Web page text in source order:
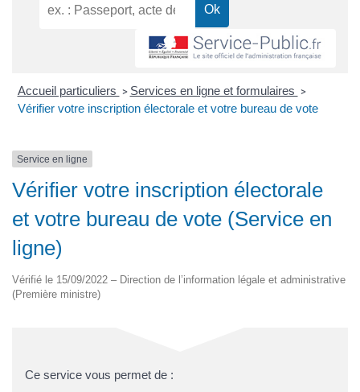
Accueil particuliers > Services en ligne et formulaires >
Vérifier votre inscription électorale et votre bureau de vote
Service en ligne
Vérifier votre inscription électorale
et votre bureau de vote (Service en
ligne)
Vérifié le 15/09/2022 – Direction de l’information légale et administrative
(Première ministre)
Ce service vous permet de :